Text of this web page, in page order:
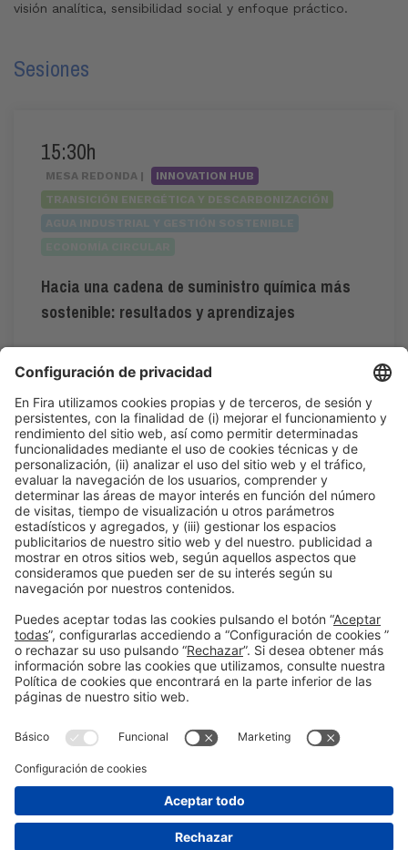
visión analítica, sensibilidad social y enfoque práctico.
Sesiones
15:30h
MESA REDONDA |
INNOVATION HUB
TRANSICIÓN ENERGÉTICA Y DESCARBONIZACIÓN
Hacia una cadena de suministro química más
sostenible: resultados y aprendizajes
Mar 2
15:30h - 16:30h
Innovation Hub Area - Stand Acció
Acceso público
Leer más
#EXPOQUIMIA2026
en las redes sociales